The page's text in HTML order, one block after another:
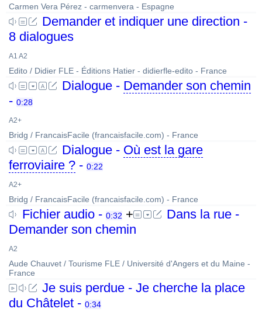
Carmen Vera Pérez - carmenvera - Espagne
Demander et indiquer une direction -
8 dialogues
A1 A2
Edito / Didier FLE - Éditions Hatier - didierfle-edito - France
Dialogue - Demander son chemin
- 0:28
A2+
Bridg / FrancaisFacile (francaisfacile.com) - France
Dialogue - Où est la gare
ferroviaire ?- 0:22
A2+
Bridg / FrancaisFacile (francaisfacile.com) - France
Fichier audio - 0:32 +
Dans la rue -
Demander son chemin
A2
Aude Chauvet / Tourisme FLE / Université d'Angers et du Maine -
France
Je suis perdue - Je cherche la place
du Châtelet - 0:34